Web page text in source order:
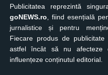
Publicitatea reprezintă
goNEWS.ro , fiind esențială
jurnalistice și pentru
Fiecare produs de
astfel încât să nu afecteze
influențeze conținutul editorial.